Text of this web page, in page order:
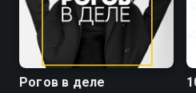
8.3
Рогов в деле